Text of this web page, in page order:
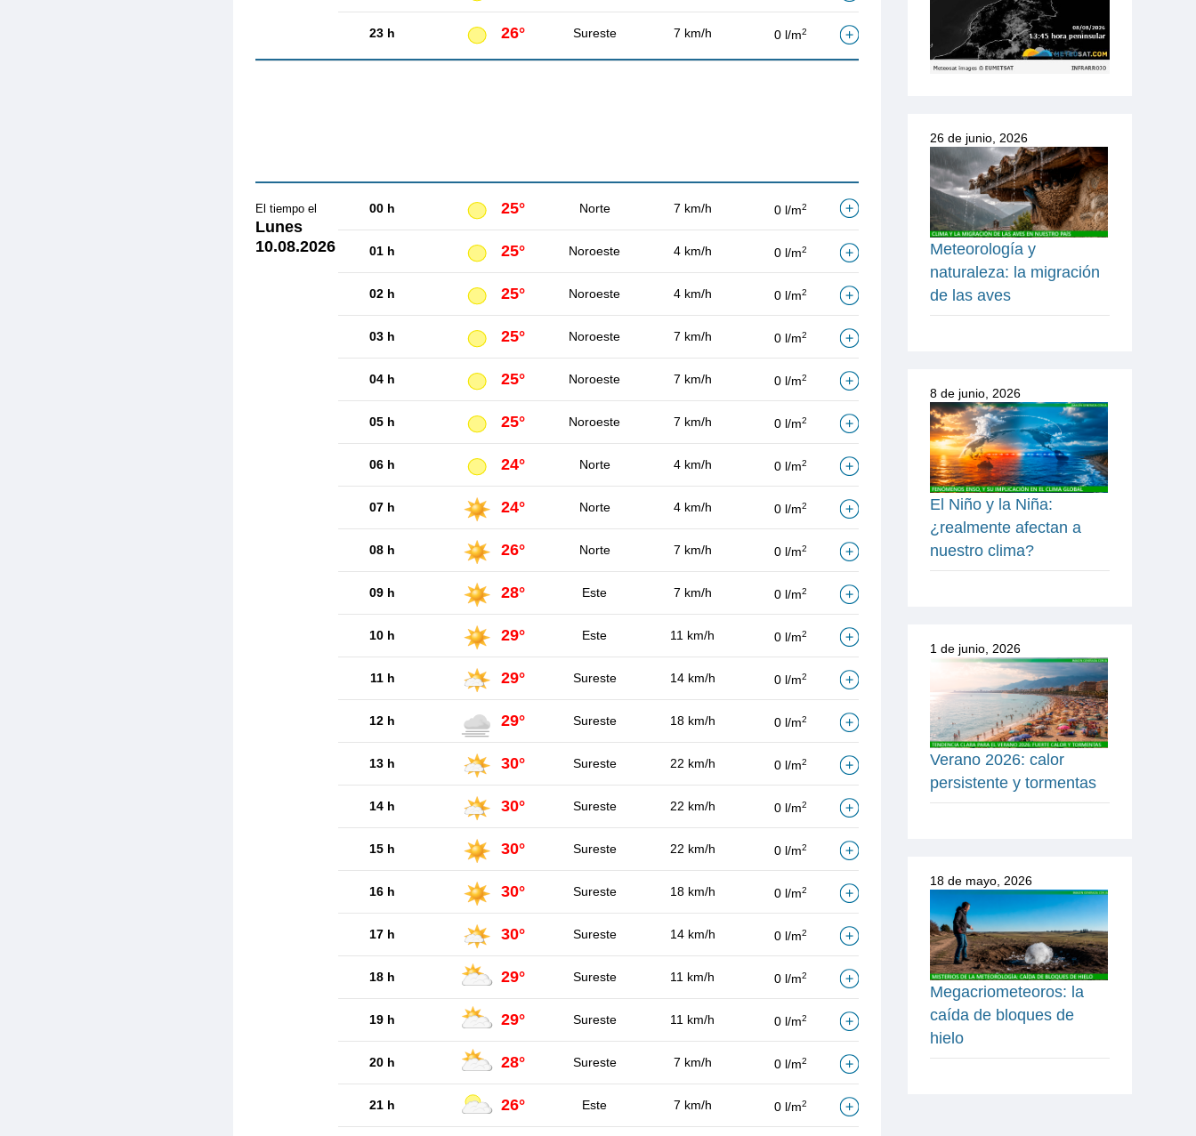
23 h 26° Sureste 7 km/h 0 l/m2
El tiempo el
Lunes
10.08.2026
00 h 25° Norte 7 km/h 0 l/m2
01 h 25° Noroeste 4 km/h 0 l/m2
02 h 25° Noroeste 4 km/h 0 l/m2
03 h 25° Noroeste 7 km/h 0 l/m2
04 h 25° Noroeste 7 km/h 0 l/m2
05 h 25° Noroeste 7 km/h 0 l/m2
06 h 24° Norte 4 km/h 0 l/m2
07 h 24° Norte 4 km/h 0 l/m2
08 h 26° Norte 7 km/h 0 l/m2
09 h 28° Este 7 km/h 0 l/m2
10 h 29° Este 11 km/h 0 l/m2
11 h 29° Sureste 14 km/h 0 l/m2
12 h 29° Sureste 18 km/h 0 l/m2
13 h 30° Sureste 22 km/h 0 l/m2
14 h 30° Sureste 22 km/h 0 l/m2
15 h 30° Sureste 22 km/h 0 l/m2
16 h 30° Sureste 18 km/h 0 l/m2
17 h 30° Sureste 14 km/h 0 l/m2
18 h 29° Sureste 11 km/h 0 l/m2
19 h 29° Sureste 11 km/h 0 l/m2
20 h 28° Sureste 7 km/h 0 l/m2
21 h 26° Este 7 km/h 0 l/m2
26 de junio, 2026
Meteorología y
naturaleza: la migración
de las aves
8 de junio, 2026
El Niño y la Niña:
¿realmente afectan a
nuestro clima?
1 de junio, 2026
Verano 2026: calor
persistente y tormentas
18 de mayo, 2026
Megacriometeoros: la
caída de bloques de
hielo